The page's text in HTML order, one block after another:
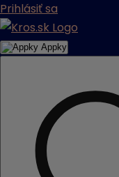
Prihlásiť sa
Appky